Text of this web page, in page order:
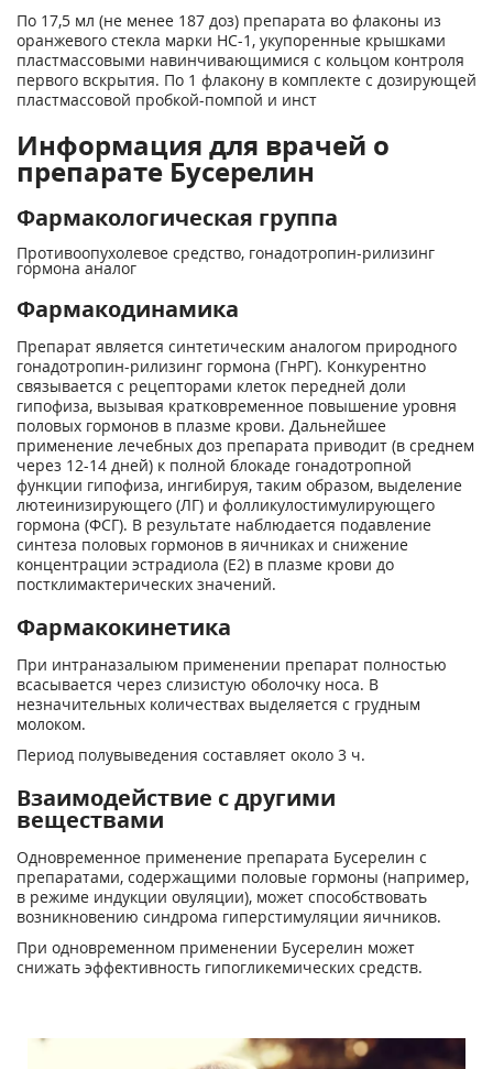
По 17,5 мл (не менее 187 доз) препарата во флаконы из
оранжевого стекла марки НС-1, укупоренные крышками
пластмассовыми навинчивающимися с кольцом контроля
первого вскрытия. По 1 флакону в комплекте с дозирующей
пластмассовой пробкой-помпой и инст
Информация для врачей о
препарате Бусерелин
Фармакологическая группа
Противоопухолевое средство, гонадотропин-рилизинг
гормона аналог
Фармакодинамика
Препарат является синтетическим аналогом природного
гонадотропин-рилизинг гормона (ГнРГ). Конкурентно
связывается с рецепторами клеток передней доли
гипофиза, вызывая кратковременное повышение уровня
половых гормонов в плазме крови. Дальнейшее
применение лечебных доз препарата приводит (в среднем
через 12-14 дней) к полной блокаде гонадотропной
функции гипофиза, ингибируя, таким образом, выделение
лютеинизирующего (ЛГ) и фолликулостимулирующего
гормона (ФСГ). В результате наблюдается подавление
синтеза половых гормонов в яичниках и снижение
концентрации эстрадиола (Е2) в плазме крови до
постклимактерических значений.
Фармакокинетика
При интраназалыюм применении препарат полностью
всасывается через слизистую оболочку носа. В
незначительных количествах выделяется с грудным
молоком.
Период полувыведения составляет около 3 ч.
Взаимодействие с другими
веществами
Одновременное применение препарата Бусерелин с
препаратами, содержащими половые гормоны (например,
в режиме индукции овуляции), может способствовать
возникновению синдрома гиперстимуляции яичников.
При одновременном применении Бусерелин может
снижать эффективность гипогликемических средств.